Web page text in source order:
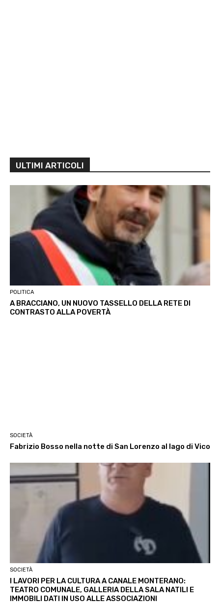
ULTIMI ARTICOLI
POLITICA
A BRACCIANO, UN NUOVO TASSELLO DELLA RETE DI
CONTRASTO ALLA POVERTÀ
SOCIETÀ
Fabrizio Bosso nella notte di San Lorenzo al lago di Vico
SOCIETÀ
I LAVORI PER LA CULTURA A CANALE MONTERANO:
TEATRO COMUNALE, GALLERIA DELLA SALA NATILI E
IMMOBILI DATI IN USO ALLE ASSOCIAZIONI